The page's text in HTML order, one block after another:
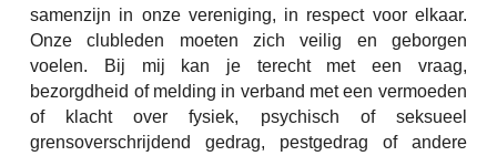
samenzijn in onze vereniging, in respect voor elkaar.
Onze clubleden moeten zich veilig en geborgen
voelen. Bij mij kan je terecht met een vraag,
bezorgdheid of melding in verband met een vermoeden
of klacht over fysiek, psychisch of seksueel
grensoverschrijdend gedrag, pestgedrag of andere